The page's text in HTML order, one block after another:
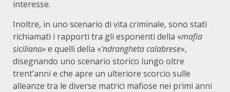
interesse.
Inoltre, in uno scenario di vita criminale, sono stati
richiamati i rapporti tra gli esponenti della «mafia
siciliana»e quelli della «‘ndrangheta calabrese»,
disegnando uno scenario storico lungo oltre
trent’anni e che apre un ulteriore scorcio sulle
alleanze tra le diverse matrici mafiose nei primi anni